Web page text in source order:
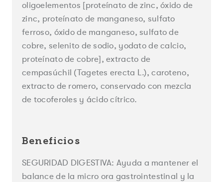
oligoelementos [proteínato de zinc, óxido de
zinc, proteínato de manganeso, sulfato
ferroso, óxido de manganeso, sulfato de
cobre, selenito de sodio, yodato de calcio,
proteínato de cobre], extracto de
cempasúchil (Tagetes erecta L.), caroteno,
extracto de romero, conservado con mezcla
de tocoferoles y ácido cítrico.
Beneficios
SEGURIDAD DIGESTIVA: Ayuda a mantener el
balance de la micro ora gastrointestinal y la